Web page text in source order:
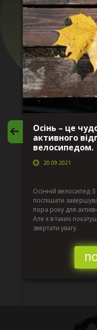
Осінь – це
активного
велосипедом.
20.09.2021
Осінній велосипед
поспішати
пора року для
Але є в таких
звертати увагу.